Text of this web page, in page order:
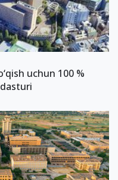
uchun 100 %